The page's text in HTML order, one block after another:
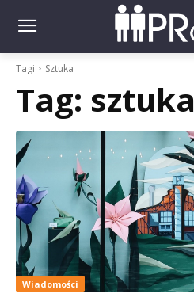
Tagi Sztuka
Tag: sztuka
Wiadomości